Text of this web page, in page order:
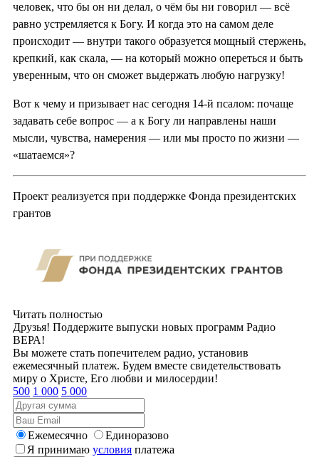
человек, что бы он ни делал, о чём бы ни говорил — всё
равно устремляется к Богу. И когда это на самом деле
происходит — внутри такого образуется мощный стержень,
крепкий, как скала, — на который можно опереться и быть
уверенным, что он сможет выдержать любую нагрузку!
Вот к чему и призывает нас сегодня 14-й псалом: почаще
задавать себе вопрос — а к Богу ли направлены наши
мысли, чувства, намерения — или мы просто по жизни —
«шатаемся»?
Проект реализуется при поддержке Фонда президентских
грантов
Читать полностью
Друзья! Поддержите выпуски новых программ Радио
ВЕРА!
Вы можете стать попечителем радио, установив
ежемесячный платеж. Будем вместе свидетельствовать
миру о Христе, Его любви и милосердии!
500 1 000 5 000
Ежемесячно
Единоразово
Я принимаю условия платежа